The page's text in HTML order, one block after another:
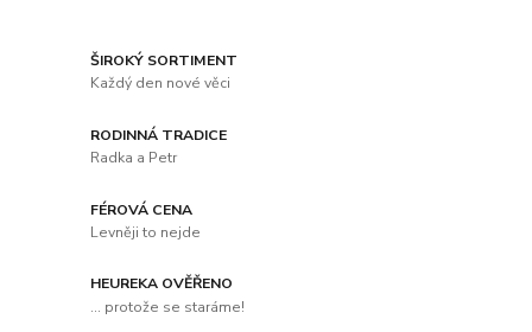
ŠIROKÝ SORTIMENT
Každý den nové věci
RODINNÁ TRADICE
Radka a Petr
FÉROVÁ CENA
Levněji to nejde
HEUREKA OVĚŘENO
... protože se staráme!